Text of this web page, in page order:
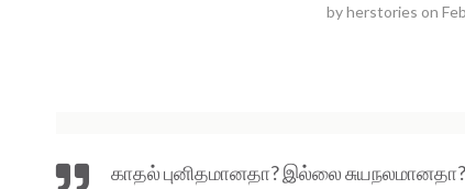
byherstories on
காதல் புனிதமானதா? இல்லை